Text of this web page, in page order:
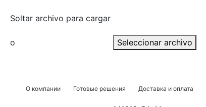
Soltar archivo para cargar
o
Seleccionar archivo
О компании Готовые решения Доставка и оплата